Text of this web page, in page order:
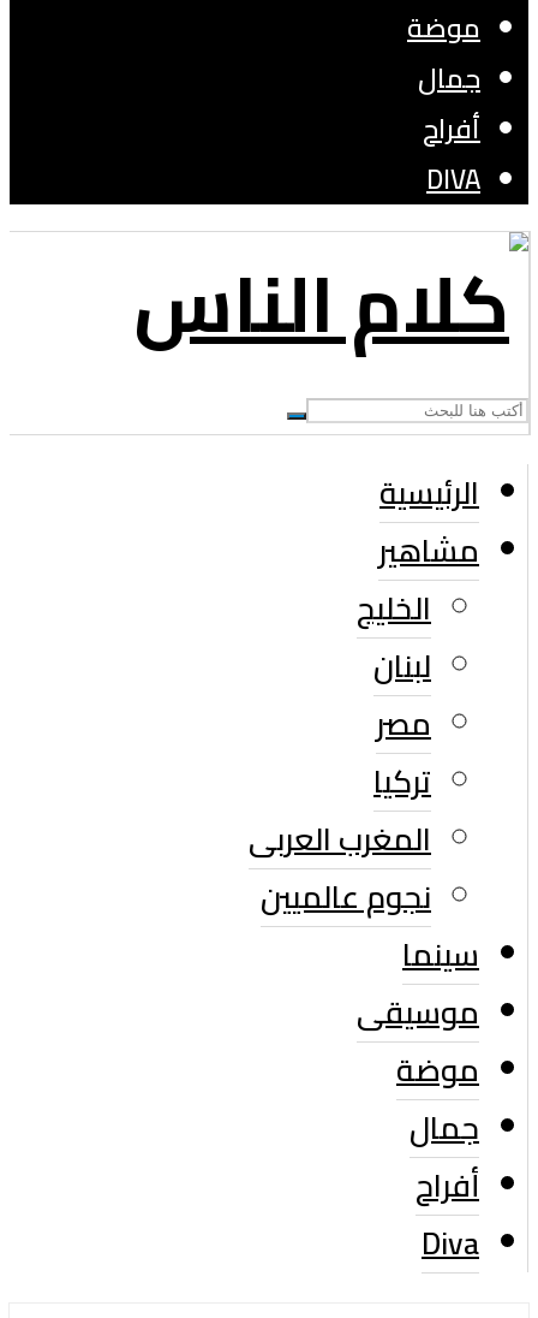
موضة
جمال
أفراح
DIVA
الرئيسية
مشاهير
الخليج
لبنان
مصر
تركيا
المغرب العربى
نجوم عالميين
سينما
موسيقى
موضة
جمال
أفراح
Diva